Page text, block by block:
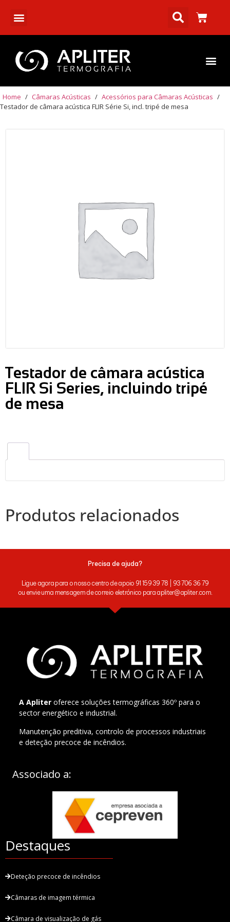
Home / Câmaras Acústicas / Acessórios para Câmaras Acústicas /
Testador de câmara acústica FLIR Série Si, incl. tripé de mesa
Testador de câmara acústica
FLIR Si Series, incluindo tripé
de mesa
Produtos relacionados
Precisa de ajuda?
Ligue agora para o nosso centro de apoio 91 159 39 78 | 93 706 36 79
ou envie uma mensagem de correio eletrónico para apliter@apliter.com.
A Apliter oferece soluções termográficas 360º para o
sector energético e industrial.
Manutenção preditiva, controlo de processos industriais
e deteção precoce de incêndios.
Associado a:
Destaques
Deteção precoce de incêndios
Câmaras de imagem térmica
Câmara de visualização de gás